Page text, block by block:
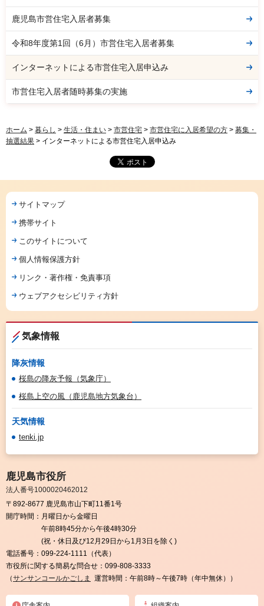
鹿児島市営住宅入居者募集
令和8年度第1回（6月）市営住宅入居者募集
インターネットによる市営住宅入居申込み
市営住宅入居者随時募集の実施
ホーム > 暮らし > 生活・住まい > 市営住宅 > 市営住宅に入居希望の方 > 募集・
抽選結果 > インターネットによる市営住宅入居申込み
サイトマップ
携帯サイト
このサイトについて
個人情報保護方針
リンク・著作権・免責事項
ウェブアクセシビリティ方針
気象情報
降灰情報
桜島の降灰予報（気象庁）
桜島上空の風（鹿児島地方気象台）
天気情報
tenki.jp
鹿児島市役所
法人番号1000020462012
〒892-8677 鹿児島市山下町11番1号
開庁時間： 月曜日から金曜日
午前8時45分から午後4時30分
(祝・休日及び12月29日から1月3日を除く)
電話番号： 099-224-1111（代表）
市役所に関する簡易な問合せ： 099-808-3333
（サンサンコールかごしま 運営時間：午前8時～午後7時（年中無休））